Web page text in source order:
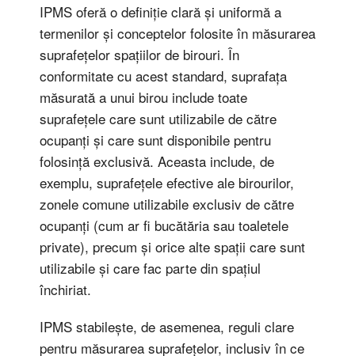
IPMS oferă o definiție clară și uniformă a
termenilor și conceptelor folosite în măsurarea
suprafețelor spațiilor de birouri. În
conformitate cu acest standard, suprafața
măsurată a unui birou include toate
suprafețele care sunt utilizabile de către
ocupanți și care sunt disponibile pentru
folosință exclusivă. Aceasta include, de
exemplu, suprafețele efective ale birourilor,
zonele comune utilizabile exclusiv de către
ocupanți (cum ar fi bucătăria sau toaletele
private), precum și orice alte spații care sunt
utilizabile și care fac parte din spațiul
închiriat.
IPMS stabilește, de asemenea, reguli clare
pentru măsurarea suprafețelor, inclusiv în ce